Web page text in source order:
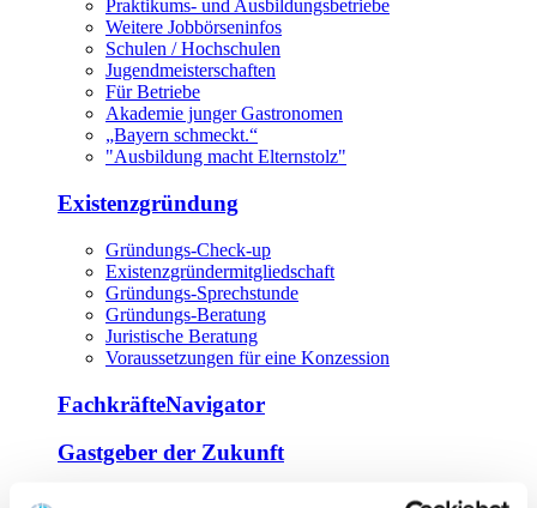
Praktikums- und Ausbildungsbetriebe
Weitere Jobbörseninfos
Schulen / Hochschulen
Jugendmeisterschaften
Für Betriebe
Akademie junger Gastronomen
„Bayern schmeckt.“
"Ausbildung macht Elternstolz"
Existenzgründung
Gründungs-Check-up
Existenzgründermitgliedschaft
Gründungs-Sprechstunde
Gründungs-Beratung
Juristische Beratung
Voraussetzungen für eine Konzession
FachkräfteNavigator
Gastgeber der Zukunft